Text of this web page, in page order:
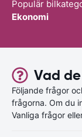
Populär
Ekonomi
Vad
Följande frågor
frågorna. Om du
Vanliga frågor